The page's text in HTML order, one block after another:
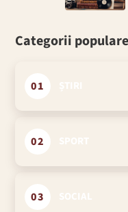
Categorii
01
02
03